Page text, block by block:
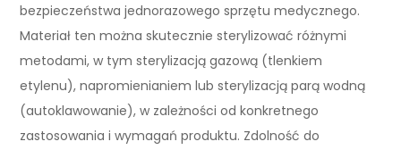
bezpieczeństwa jednorazowego sprzętu medycznego.
Materiał ten można skutecznie sterylizować różnymi
metodami, w tym sterylizacją gazową (tlenkiem
etylenu), napromienianiem lub sterylizacją parą wodną
(autoklawowanie), w zależności od konkretnego
zastosowania i wymagań produktu. Zdolność do